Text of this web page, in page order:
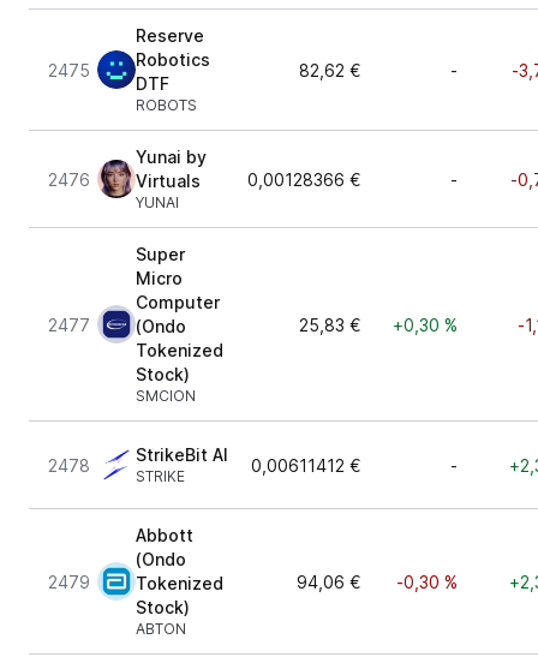
2475
Reserve
Robotics
DTF
ROBOTS
82,62 € - -
2476
Yunai by
Virtuals
YUNAI
0,00128366 € - -
2477
Super
Micro
Computer
(Ondo
Tokenized
Stock)
SMCION
25,83 € +0,30 % -
2478
StrikeBit AI
STRIKE
0,00611412 € -
2479
Abbott
(Ondo
Tokenized
Stock)
ABTON
94,06 € -0,30 %